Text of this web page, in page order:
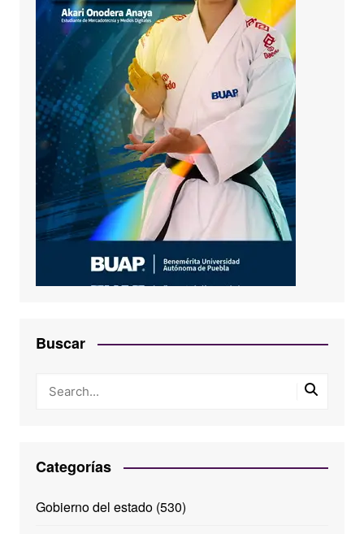
Buscar
Categorías
Gobierno del estado(530)